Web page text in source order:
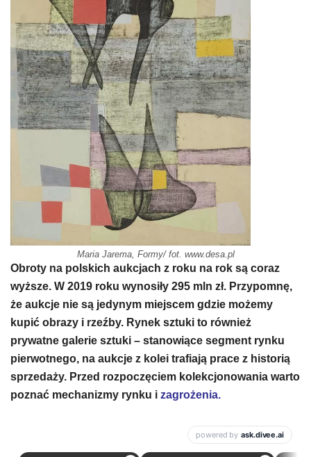
Maria Jarema, Formy/ fot. www.desa.pl
Obroty na polskich aukcjach z roku na rok są coraz
wyższe. W 2019 roku wynosiły 295 mln zł. Przypomnę,
że aukcje nie są jedynym miejscem gdzie możemy
kupić obrazy i rzeźby. Rynek sztuki to również
prywatne galerie sztuki – stanowiące segment rynku
pierwotnego, na aukcje z kolei trafiają prace z historią
sprzedaży. Przed rozpoczęciem kolekcjonowania warto
poznać mechanizmy rynku i zagrożenia.